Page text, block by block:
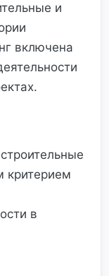
и
включена
критерием
в